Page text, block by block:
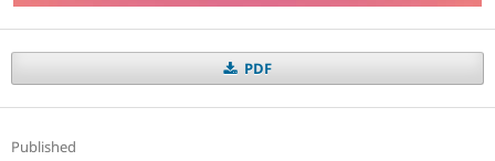
PDF
Published